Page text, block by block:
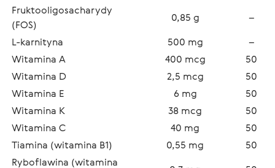
Fruktooligosacharydy
(FOS)
0,85 g
–
L-karnityna
500 mg
–
Witamina А
400 mcg
50
Witamina D
2,5 mcg
50
Witamina Е
6 mg
50
Witamina К
38 mcg
50
Witamina C
40 mg
50
Tiamina (witamina B1)
0,55 mg
50
Ryboflawina (witamina